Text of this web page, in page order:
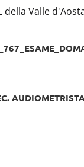
della Valle